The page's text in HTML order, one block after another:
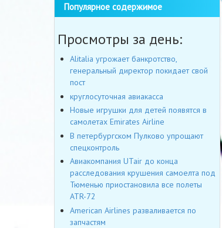
Популярное содержимое
Просмотры за день:
Alitalia угрожает банкротство,
генеральный директор покидает свой
пост
круглосуточная авиакасса
Новые игрушки для детей появятся в
самолетах Emirates Airline
В петербургском Пулково упрощают
спецконтроль
Авиакомпания UTair до конца
расследования крушения самоелта под
Тюменью приостановила все полеты
ATR-72
American Airlines разваливается по
запчастям